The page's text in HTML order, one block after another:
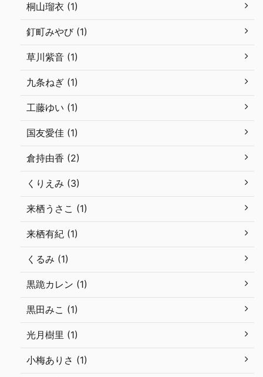
桐山瑠衣 (1)
釘町みやび (1)
草川紫音 (1)
九条ねぎ (1)
工藤ゆい (1)
国友愛佳 (1)
倉持由香 (2)
くりえみ (3)
来栖うさこ (1)
来栖有紀 (1)
くるみ (1)
黒跪カレン (1)
黒田みこ (1)
光月樹里 (1)
小梅ありさ (1)